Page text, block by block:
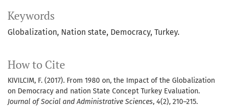
Keywords
Globalization Nation state Democracy Turkey.
How to Cite
KIVILCIM, F. (2017). From 1980 on, the Impact of the Globalization
on Democracy and nation State Concept Turkey Evaluation.
Journal of Social and Administrative Sciences, 4(2), 210–215.